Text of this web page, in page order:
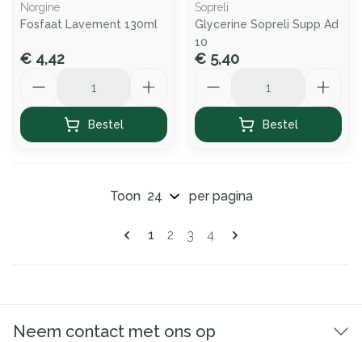
Norgine
Fosfaat Lavement 130ml
€ 4,42
Bestel
Sopreli
Glycerine Sopreli Supp Ad
10
€ 5,40
Bestel
Pagina's
U lees momenteel pagina
1 Pagina
2 Pagina
3 Pagina
4
Toon per pagina
Neem contact met ons op